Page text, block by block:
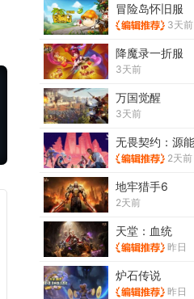
冒险岛怀旧服
3天前
降魔录一折服
3天前
万国觉醒
3天前
2天前
地牢猎手6
2天前
天堂：血统
昨日
炉石传说
昨日